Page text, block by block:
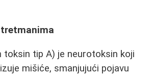
tretmanima
toksin tip A) je neurotoksin koji
mišiće, smanjujući pojavu